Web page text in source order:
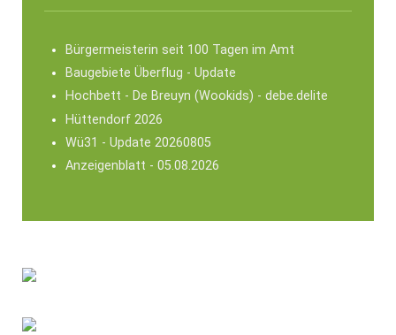
Bürgermeisterin seit 100 Tagen im Amt
Baugebiete Überflug - Update
Hochbett - De Breuyn (Wookids) - debe.delite
Hüttendorf 2026
Wü31 - Update 20260805
Anzeigenblatt - 05.08.2026